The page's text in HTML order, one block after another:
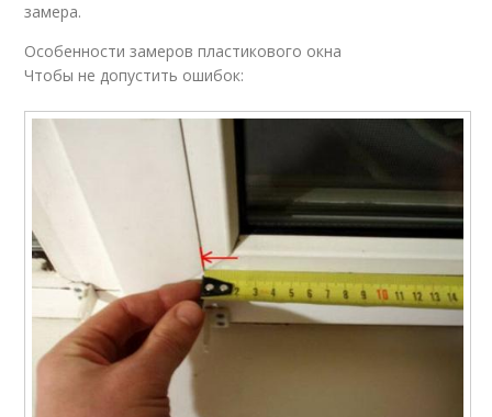
замера.
Особенности замеров пластикового окна
Чтобы не допустить ошибок: